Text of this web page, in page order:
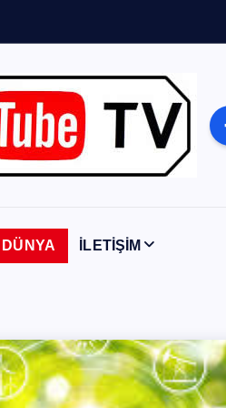
DÜNYA İLETİŞİM